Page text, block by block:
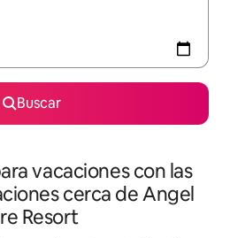
Buscar
vacaciones con las
cerca de Angel
Resort